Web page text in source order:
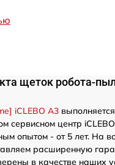
щеток робота-
iCLEBO A3
сервисном центр
опытом - от 5 лет. На
расширенную
в качестве наших